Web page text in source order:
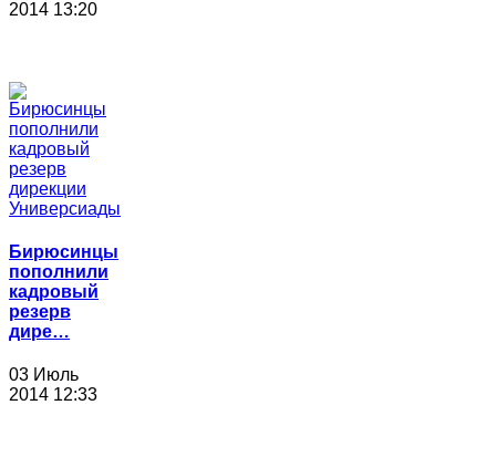
2014 13:20
Бирюсинцы
пополнили
кадровый
резерв
дире…
03 Июль
2014 12:33